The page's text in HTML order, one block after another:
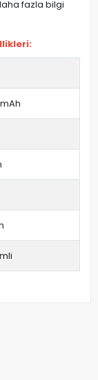
fazla bilgi